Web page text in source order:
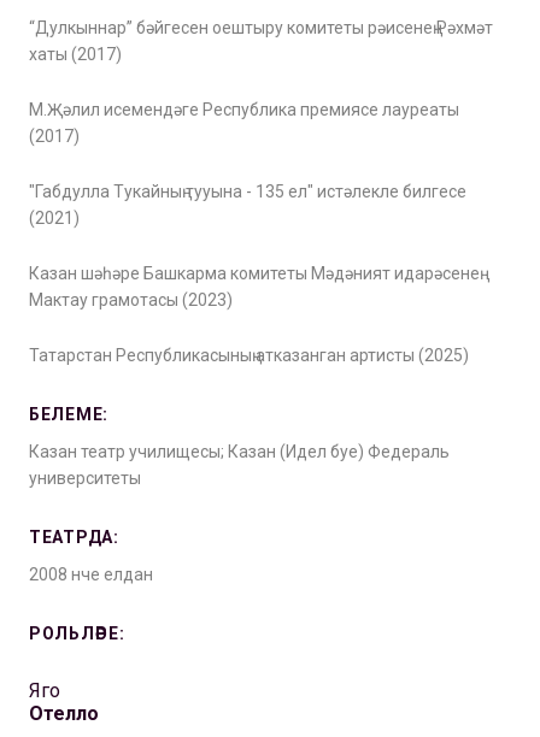
“Дулкыннар” бәйгесен оештыру комитеты рәисенең Рәхмәт
хаты (2017)
М.Җәлил исемендәге Республика премиясе лауреаты
(2017)
"Габдулла Тукайның тууына - 135 ел" истәлекле билгесе
(2021)
Казан шәһәре Башкарма комитеты Мәдәният идарәсенең
Мактау грамотасы (2023)
Татарстан Республикасының атказанган артисты (2025)
БЕЛЕМЕ:
Казан театр училищесы; Казан (Идел буе) Федераль
университеты
ТЕАТРДА:
2008 нче елдан
РОЛЬЛӘРЕ:
Яго
Отелло